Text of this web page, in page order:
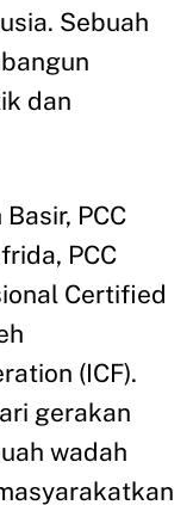
Sebuah
dan
PCC
PCC
Certified
(ICF).
gerakan
wadah